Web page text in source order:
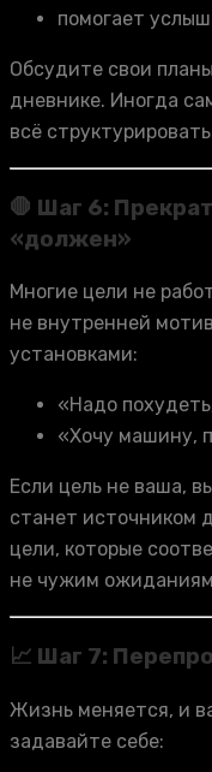
помогает
Обсудите свои
дневнике. Иногда
всё
🛑 Шаг 6:
«должен»
Многие цели не
не внутренней
установками:
«Надо
«Хочу машину,
Если цель не ваша,
станет источником
цели, которые
не чужим
📈 Шаг 7:
Жизнь меняется, и
задавайте себе: